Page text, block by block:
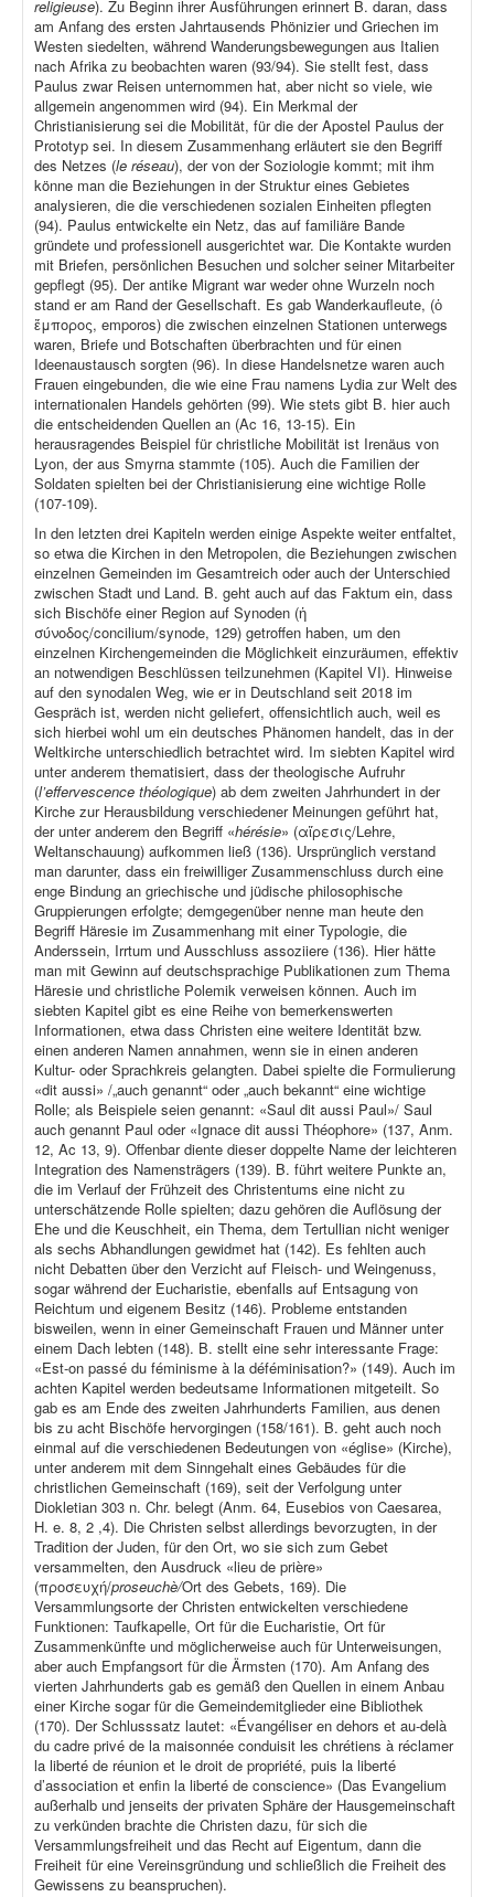
religieuse). Zu Beginn ihrer Ausführungen erinnert B. daran, dass
am Anfang des ersten Jahrtausends Phönizier und Griechen im
Westen siedelten, während Wanderungsbewegungen aus Italien
nach Afrika zu beobachten waren (93/94). Sie stellt fest, dass
Paulus zwar Reisen unternommen hat, aber nicht so viele, wie
allgemein angenommen wird (94). Ein Merkmal der
Christianisierung sei die Mobilität, für die der Apostel Paulus der
Prototyp sei. In diesem Zusammenhang erläutert sie den Begriff
des Netzes (le réseau), der von der Soziologie kommt; mit ihm
könne man die Beziehungen in der Struktur eines Gebietes
analysieren, die die verschiedenen sozialen Einheiten pflegten
(94). Paulus entwickelte ein Netz, das auf familiäre Bande
gründete und professionell ausgerichtet war. Die Kontakte wurden
mit Briefen, persönlichen Besuchen und solcher seiner Mitarbeiter
gepflegt (95). Der antike Migrant war weder ohne Wurzeln noch
stand er am Rand der Gesellschaft. Es gab Wanderkaufleute, (ὁ
ἔμπορος, emporos) die zwischen einzelnen Stationen unterwegs
waren, Briefe und Botschaften überbrachten und für einen
Ideenaustausch sorgten (96). In diese Handelsnetze waren auch
Frauen eingebunden, die wie eine Frau namens Lydia zur Welt des
internationalen Handels gehörten (99). Wie stets gibt B. hier auch
die entscheidenden Quellen an (Ac 16, 13-15). Ein
herausragendes Beispiel für christliche Mobilität ist Irenäus von
Lyon, der aus Smyrna stammte (105). Auch die Familien der
Soldaten spielten bei der Christianisierung eine wichtige Rolle
(107-109).
In den letzten drei Kapiteln werden einige Aspekte weiter entfaltet,
so etwa die Kirchen in den Metropolen, die Beziehungen zwischen
einzelnen Gemeinden im Gesamtreich oder auch der Unterschied
zwischen Stadt und Land. B. geht auch auf das Faktum ein, dass
sich Bischöfe einer Region auf Synoden (ἡ
σύνοδος/concilium/synode, 129) getroffen haben, um den
einzelnen Kirchengemeinden die Möglichkeit einzuräumen, effektiv
an notwendigen Beschlüssen teilzunehmen (Kapitel VI). Hinweise
auf den synodalen Weg, wie er in Deutschland seit 2018 im
Gespräch ist, werden nicht geliefert, offensichtlich auch, weil es
sich hierbei wohl um ein deutsches Phänomen handelt, das in der
Weltkirche unterschiedlich betrachtet wird. Im siebten Kapitel wird
unter anderem thematisiert, dass der theologische Aufruhr
(l’effervescence théologique) ab dem zweiten Jahrhundert in der
Kirche zur Herausbildung verschiedener Meinungen geführt hat,
der unter anderem den Begriff «hérésie» (αἵρεσις/Lehre,
Weltanschauung) aufkommen ließ (136). Ursprünglich verstand
man darunter, dass ein freiwilliger Zusammenschluss durch eine
enge Bindung an griechische und jüdische philosophische
Gruppierungen erfolgte; demgegenüber nenne man heute den
Begriff Häresie im Zusammenhang mit einer Typologie, die
Anderssein, Irrtum und Ausschluss assoziiere (136). Hier hätte
man mit Gewinn auf deutschsprachige Publikationen zum Thema
Häresie und christliche Polemik verweisen können. Auch im
siebten Kapitel gibt es eine Reihe von bemerkenswerten
Informationen, etwa dass Christen eine weitere Identität bzw.
einen anderen Namen annahmen, wenn sie in einen anderen
Kultur- oder Sprachkreis gelangten. Dabei spielte die Formulierung
«dit aussi» /„auch genannt“ oder „auch bekannt“ eine wichtige
Rolle; als Beispiele seien genannt: «Saul dit aussi Paul»/ Saul
auch genannt Paul oder «Ignace dit aussi Théophore» (137, Anm.
12, Ac 13, 9). Offenbar diente dieser doppelte Name der leichteren
Integration des Namensträgers (139). B. führt weitere Punkte an,
die im Verlauf der Frühzeit des Christentums eine nicht zu
unterschätzende Rolle spielten; dazu gehören die Auflösung der
Ehe und die Keuschheit, ein Thema, dem Tertullian nicht weniger
als sechs Abhandlungen gewidmet hat (142). Es fehlten auch
nicht Debatten über den Verzicht auf Fleisch- und Weingenuss,
sogar während der Eucharistie, ebenfalls auf Entsagung von
Reichtum und eigenem Besitz (146). Probleme entstanden
bisweilen, wenn in einer Gemeinschaft Frauen und Männer unter
einem Dach lebten (148). B. stellt eine sehr interessante Frage:
«Est-on passé du féminisme à la déféminisation?» (149). Auch im
achten Kapitel werden bedeutsame Informationen mitgeteilt. So
gab es am Ende des zweiten Jahrhunderts Familien, aus denen
bis zu acht Bischöfe hervorgingen (158/161). B. geht auch noch
einmal auf die verschiedenen Bedeutungen von «église» (Kirche),
unter anderem mit dem Sinngehalt eines Gebäudes für die
christlichen Gemeinschaft (169), seit der Verfolgung unter
Diokletian 303 n. Chr. belegt (Anm. 64, Eusebios von Caesarea,
H. e. 8, 2 ,4). Die Christen selbst allerdings bevorzugten, in der
Tradition der Juden, für den Ort, wo sie sich zum Gebet
versammelten, den Ausdruck «lieu de prière»
(προσευχή/proseuchè/Ort des Gebets, 169). Die
Versammlungsorte der Christen entwickelten verschiedene
Funktionen: Taufkapelle, Ort für die Eucharistie, Ort für
Zusammenkünfte und möglicherweise auch für Unterweisungen,
aber auch Empfangsort für die Ärmsten (170). Am Anfang des
vierten Jahrhunderts gab es gemäß den Quellen in einem Anbau
einer Kirche sogar für die Gemeindemitglieder eine Bibliothek
(170). Der Schlusssatz lautet: «Évangéliser en dehors et au-delà
du cadre privé de la maisonnée conduisit les chrétiens à réclamer
la liberté de réunion et le droit de propriété, puis la liberté
d’association et enfin la liberté de conscience» (Das Evangelium
außerhalb und jenseits der privaten Sphäre der Hausgemeinschaft
zu verkünden brachte die Christen dazu, für sich die
Versammlungsfreiheit und das Recht auf Eigentum, dann die
Freiheit für eine Vereinsgründung und schließlich die Freiheit des
Gewissens zu beanspruchen).